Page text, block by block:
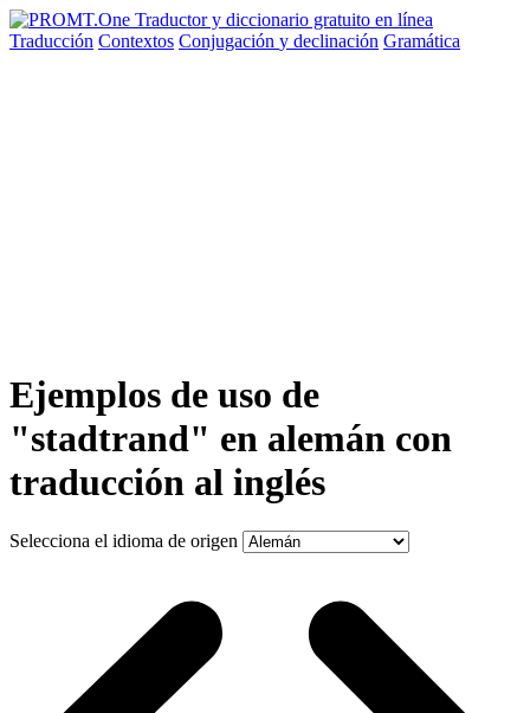
Traducción Contextos Conjugación y declinación Gramática
Ejemplos de uso de
"stadtrand" en alemán con
traducción al inglés
Selecciona el idioma de origen